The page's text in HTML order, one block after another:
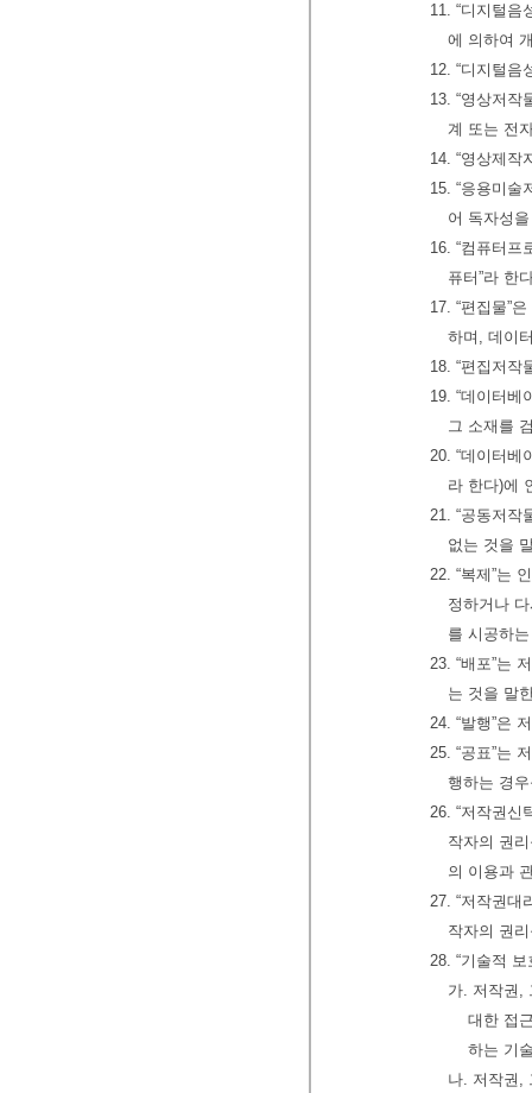
11. “디지털음
에 의하여
12. “디지털음
13. “영상저작
계 또는 전
14. “영상제작
15. “응용미술
어 독자성
16. “컴퓨터프
퓨터”라 한
17. “편집물”
하며, 데이
18. “편집저작
19. “데이터베
그 소재를
20. “데이터베
라 한다)에
21. “공동저작
없는 것을
22. “복제”는
정하거나
를 시공하
23. “배포”는
는 것을 말
24. “발행”은
25. “공표”는
행하는 경
26. “저작권신
작자의 권
의 이용과
27. “저작권대
작자의 권
28. “기술적
가. 저작권,
대한 접
하는 기
나. 저작권,